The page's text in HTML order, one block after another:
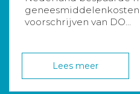
voorschrijven van DO...
Lees meer